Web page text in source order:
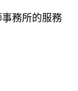
務所的服務